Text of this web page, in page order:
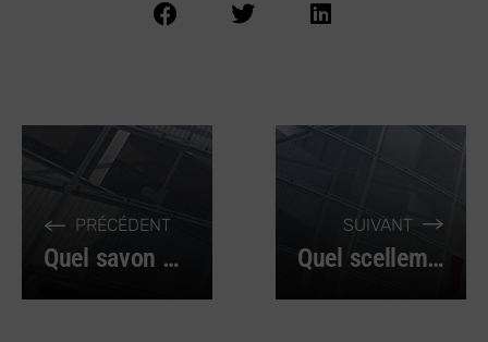
PRÉCÉDENT
Quel savon pour les mains choisir ?
SUIVANT
Quel scellement chimique choisir ?